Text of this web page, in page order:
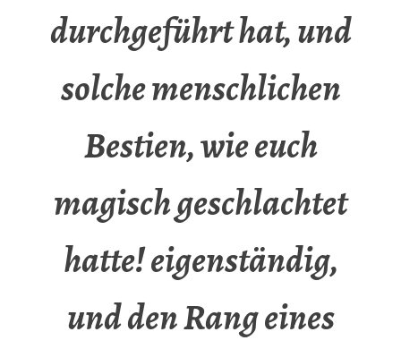
durchgeführt hat, und
solche menschlichen
Bestien, wie euch
magisch geschlachtet
hatte! eigenständig,
und den Rang eines